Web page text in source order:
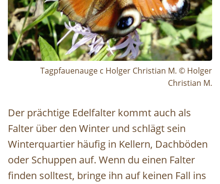
Tagpfauenauge c Holger Christian M. © Holger
Christian M.
Der prächtige Edelfalter kommt auch als
Falter über den Winter und schlägt sein
Winterquartier häufig in Kellern, Dachböden
oder Schuppen auf. Wenn du einen Falter
finden solltest, bringe ihn auf keinen Fall ins